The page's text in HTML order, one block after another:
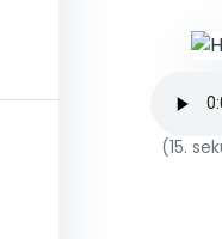
Akademia
E-
Pełen
(15.